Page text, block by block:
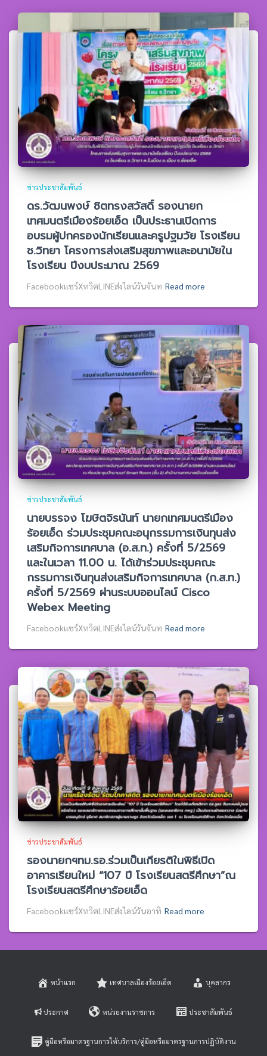
ข่าวประชาสัมพันธ์
ดร.วัฒนพงษ์ ชิตทรงสวัสดิ์ รองนายก
เทศมนตรีเมืองร้อยเอ็ด เป็นประธานเปิดการ
อบรมผู้ปกครองนักเรียนและครูปฐมวัย โรงเรียน
ช.วิทยา โครงการส่งเสริมสุขภาพและอนามัยใน
โรงเรียน ปีงบประมาณ 2569
Facebookแชร์XทวิตLINEส่งไลน์วันจันท Read more
ข่าวประชาสัมพันธ์
นายบรรจง โฆษิตจิรนันท์ นายกเทศมนตรีเมือง
ร้อยเอ็ด ร่วมประชุมคณะอนุกรรมการเงินทุนส่ง
เสริมกิจการเทศบาล (อ.ส.ท.) ครั้งที่ 5/2569
และในเวลา 11.00 น. ได้เข้าร่วมประชุมคณะ
กรรมการเงินทุนส่งเสริมกิจการเทศบาล (ก.ส.ท.)
ครั้งที่ 5/2569 ผ่านระบบออนไลน์ Cisco
Webex Meeting
Facebookแชร์XทวิตLINEส่งไลน์วันจันท Read more
ข่าวประชาสัมพันธ์
รองนายกฯทม.รอ.ร่วมเป็นเกียรติในพิธีเปิด
อาคารเรียนใหม่ “107 ปี โรงเรียนสตรีศึกษา”ณ
โรงเรียนสตรีศึกษาร้อยเอ็ด
Facebookแชร์XทวิตLINEส่งไลน์วันอาทิ Read more
หน้าแรก เทศบาลเมืองร้อยเอ็ด บุคลากร
ประกาศ หน่วยงานราชการ ประชาสัมพันธ์
คู่มือหรือมาตรฐานการให้บริการ/คู่มือหรือมาตรฐานการปฏิบัติงาน